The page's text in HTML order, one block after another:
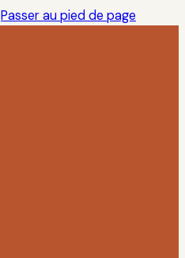
Passer au pied de page